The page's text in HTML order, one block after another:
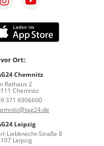
Ort:
Chemnitz
Rathaus 2
Chemnitz
371 6906600
Leipzig
Liebknecht-Straße 8
Leipzig